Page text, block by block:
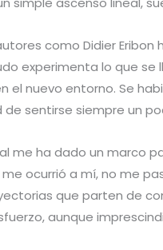
como Didier
experimenta lo que
nuevo entorno. Se
sentirse siempre un
me ha dado un marco
ocurrió a mí, no me
que parten de
aunque